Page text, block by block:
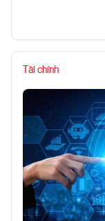
Tài chính